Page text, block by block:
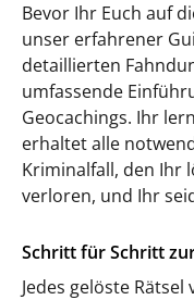
Bevor Ihr Euch auf
unser erfahrener
detaillierten
umfassende
Geocachings. Ihr
erhaltet alle
Kriminalfall, den Ihr
verloren, und Ihr
Schritt für Schritt
Jedes gelöste